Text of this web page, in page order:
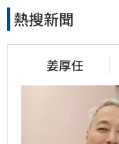
熱搜新聞
姜厚任